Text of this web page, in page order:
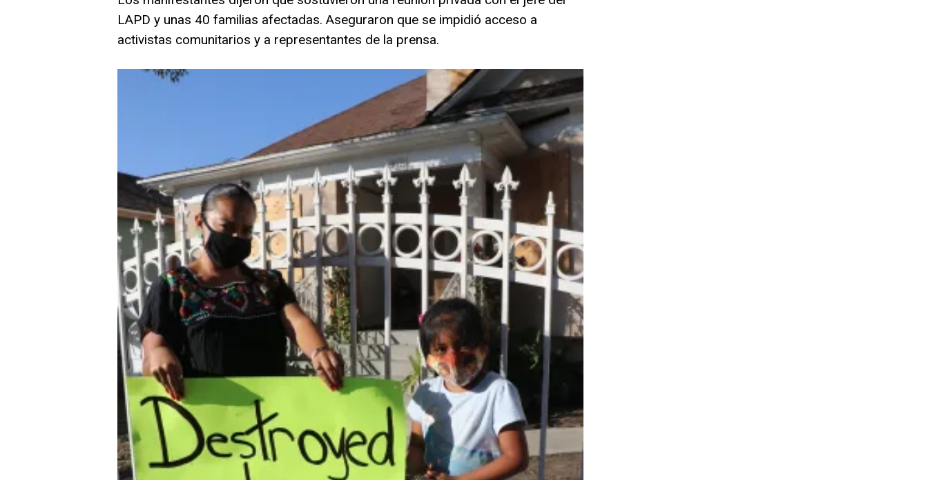
LAPD y unas 40 familias afectadas. Aseguraron que se impidió acceso a
activistas comunitarios y a representantes de la prensa.
La comunidad latina dijo haber perdido la confianza en el LAPD. (Jorge Macías)